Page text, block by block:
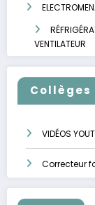
VENTILATEUR
Collèges
VIDÉOS
Correcteur